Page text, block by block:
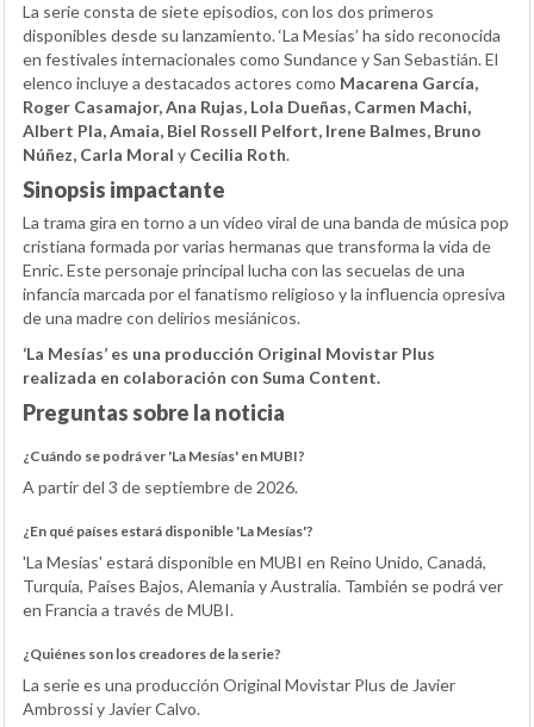
La serie consta de siete episodios, con los dos primeros
disponibles desde su lanzamiento. ‘La Mesías’ ha sido reconocida
en festivales internacionales como Sundance y San Sebastián. El
elenco incluye a destacados actores como Macarena García,
Roger Casamajor, Ana Rujas, Lola Dueñas, Carmen Machi,
Albert Pla, Amaia, Biel Rossell Pelfort, Irene Balmes, Bruno
Núñez, Carla Moral y Cecilia Roth.
Sinopsis impactante
La trama gira en torno a un vídeo viral de una banda de música pop
cristiana formada por varias hermanas que transforma la vida de
Enric. Este personaje principal lucha con las secuelas de una
infancia marcada por el fanatismo religioso y la influencia opresiva
de una madre con delirios mesiánicos.
‘La Mesías’ es una producción Original Movistar Plus
realizada en colaboración con Suma Content.
Preguntas sobre la noticia
¿Cuándo se podrá ver 'La Mesías' en MUBI?
A partir del 3 de septiembre de 2026.
¿En qué países estará disponible 'La Mesías'?
'La Mesías' estará disponible en MUBI en Reino Unido, Canadá,
Turquía, Países Bajos, Alemania y Australia. También se podrá ver
en Francia a través de MUBI.
¿Quiénes son los creadores de la serie?
La serie es una producción Original Movistar Plus de Javier
Ambrossi y Javier Calvo.